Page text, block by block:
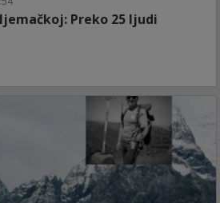
Preko 25 ljudi